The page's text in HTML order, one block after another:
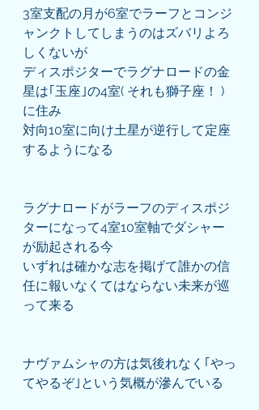
3室支配の月が6室でラーフとコンジ
ャンクトしてしまうのはズバリよろ
しくないが
ディスポジターでラグナロードの金
星は｢玉座｣の4室( それも獅子座！ )
に住み
対向10室に向け土星が逆行して定座
するようになる
ラグナロードがラーフのディスポジ
ターになって4室10室軸でダシャー
が励起される今
いずれは確かな志を掲げて誰かの信
任に報いなくてはならない未来が巡
って来る
ナヴァムシャの方は気後れなく｢やっ
てやるぞ｣という気概が滲んでいる